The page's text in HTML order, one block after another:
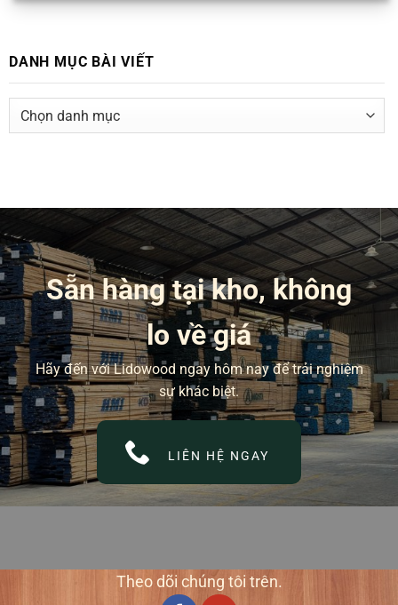
DANH MỤC BÀI VIẾT
DANH
Sẵn hàng tại kho, không
lo về giá
Hãy đến với Lidowood ngay hôm nay để trải nghiệm
sự khác biệt.
LIÊN HỆ NGAY
Theo dõi chúng tôi trên.